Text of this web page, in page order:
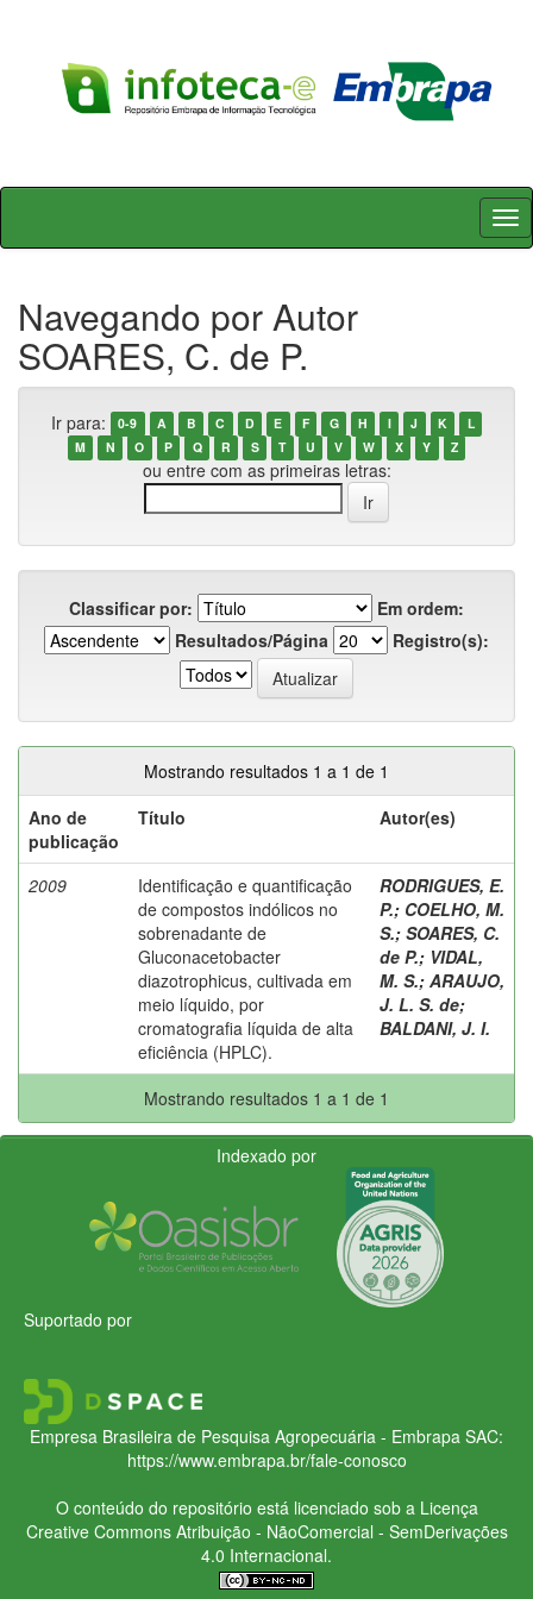
Skip
Navegando por Autor
SOARES, C. de P.
Ir para: 0-9 A B C D E F G H I J K
L
M
N O P Q R S T U V W X Y Z
ou entre com as primeiras letras:
Classificar por:
Em ordem:
Resultados/Página
Registro(s):
Mostrando resultados 1 a 1 de 1
Ano de
publicação
Título Autor(es)
2009
Identificação e quantificação
de compostos indólicos no
sobrenadante de
Gluconacetobacter
diazotrophicus, cultivada em
meio líquido, por
cromatografia líquida de alta
eficiência (HPLC).
RODRIGUES, E.
P.; COELHO, M.
S.; SOARES, C.
de P.; VIDAL,
M. S.; ARAUJO,
J. L. S. de;
BALDANI, J. I.
Mostrando resultados 1 a 1 de 1
Indexado por
Suportado por
Empresa Brasileira de Pesquisa Agropecuária - Embrapa SAC:
https://www.embrapa.br/fale-conosco
O conteúdo do repositório está licenciado sob a Licença
Creative CommonsAtribuição - NãoComercial - SemDerivações
4.0 Internacional.